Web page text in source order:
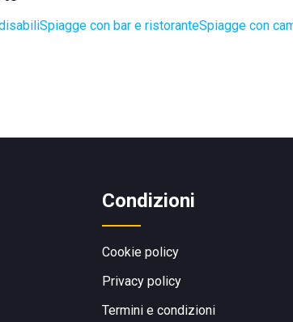
Spiagge con bar e ristoranteSpiagge con
Condizioni
Cookie policy
Privacy policy
Termini e condizioni